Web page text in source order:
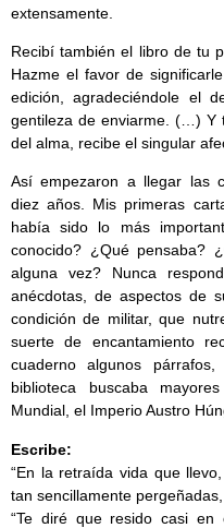
extensamente.
Recibí también el libro de tu
Hazme el favor de
edición, agradeciéndole el
gentileza de enviarme. (…) Y
del alma, recibe el singular
Así empezaron a llegar las
diez años. Mis primeras
había sido lo más
conocido? ¿Qué pensaba?
alguna vez? Nunca
anécdotas, de aspectos de
condición de militar, que
suerte de encantamiento
cuaderno algunos
biblioteca buscaba
Mundial, el Imperio Austro
Escribe:
“En la retraída vida que
tan sencillamente
“Te diré que resido casi